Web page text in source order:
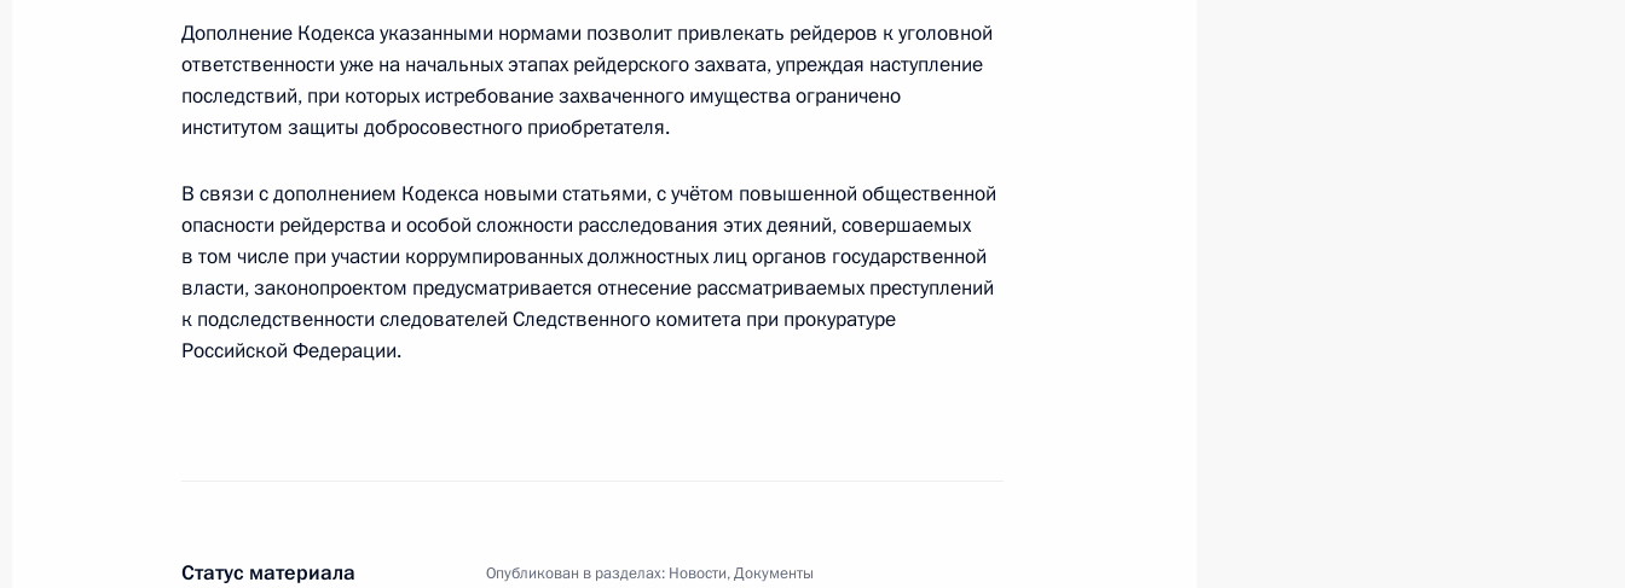
закона, направленного на повышение эффективности
противодействия рейдерским захватам
6 апреля 2010 года, 14:30
Отношение в обществе к коррупции является важнейшим
инструментом в борьбе с ней
6 апреля 2010 года, 14:00 Москва, Кремль
2
Дмитрий Медведев поздравил актрису театра «Содружество
Дополнение Кодекса указанными нормами позволит привлекать рейдеров к уголовной
ответственности уже на начальных этапах рейдерского захвата, упреждая наступление
последствий, при которых истребование захваченного имущества ограничено
институтом защиты добросовестного приобретателя.
В связи с дополнением Кодекса новыми статьями, с учётом повышенной общественной
опасности рейдерства и особой сложности расследования этих деяний, совершаемых
в том числе при участии коррумпированных должностных лиц органов государственной
власти, законопроектом предусматривается отнесение рассматриваемых преступлений
к подследственности следователей Следственного комитета при прокуратуре
Российской Федерации.
Статус материала Опубликован в разделах: Новости,Документы